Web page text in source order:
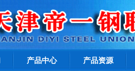
产品中心 产品资源